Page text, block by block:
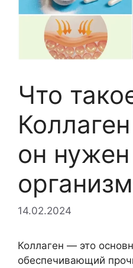
Что
он нужен
14.02.2024
Коллаген — это
обеспечивающий